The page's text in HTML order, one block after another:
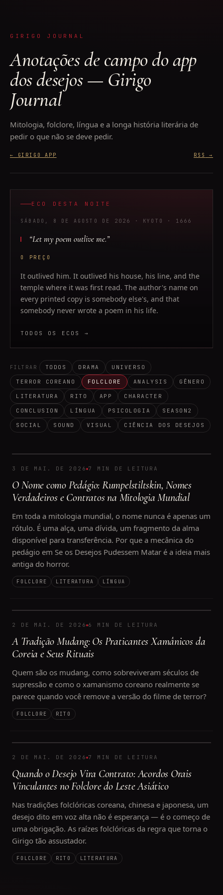
GIRIGO JOURNAL
Anotações de campo do app
dos desejos — Girigo
Journal
Mitologia, folclore, língua e a longa história literária de
pedir o que não se deve pedir.
← GIRIGO APP RSS →
ECO DESTA NOITE
SÁBADO, 8 DE AGOSTO DE 2026 · KYOTO · 1666
“Let my poem outlive me.”
O PREÇO
It outlived him. It outlived his house, his line, and the
temple where it was first read. The author's name on
every printed copy is somebody else's, and that
somebody never wrote a poem in his life.
TODOS OS ECOS →
FILTRAR TODOS DRAMA UNIVERSO
TERROR COREANO FOLCLORE ANALYSIS GÊNERO
LITERATURA RITO APP CHARACTER
CONCLUSION LÍNGUA PSICOLOGIA SEASON2
SOCIAL SOUND VISUAL CIÊNCIA DOS DESEJOS
3 DE MAI. DE 2026 7 MIN DE LEITURA
O Nome como Pedágio: Rumpelstiltskin, Nomes
Verdadeiros e Contratos na Mitologia Mundial
Em toda a mitologia mundial, o nome nunca é apenas um
rótulo. É uma alça, uma dívida, um fragmento da alma
disponível para transferência. Por que a mecânica do
pedágio em Se os Desejos Pudessem Matar é a ideia mais
antiga do horror.
FOLCLORE LITERATURA LÍNGUA
2 DE MAI. DE 2026 6 MIN DE LEITURA
A Tradição Mudang: Os Praticantes Xamânicos da
Coreia e Seus Rituais
Quem são os mudang, como sobreviveram séculos de
supressão e como o xamanismo coreano realmente se
parece quando você remove a versão do filme de terror?
FOLCLORE RITO
2 DE MAI. DE 2026 7 MIN DE LEITURA
Quando o Desejo Vira Contrato: Acordos Orais
Vinculantes no Folclore do Leste Asiático
Nas tradições folclóricas coreana, chinesa e japonesa, um
desejo dito em voz alta não é esperança — é o começo de
uma obrigação. As raízes folclóricas da regra que torna o
Girigo tão assustador.
FOLCLORE RITO LITERATURA